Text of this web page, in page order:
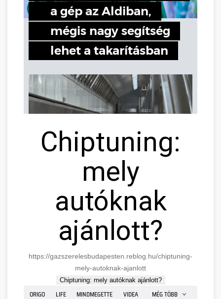
Chiptuning:
mely
autóknak
ajánlott?
https://gazszerelesbudapesten.reblog.hu/chiptuning-
mely-autoknak-ajanlott
Chiptuning: mely autóknak ajánlott?